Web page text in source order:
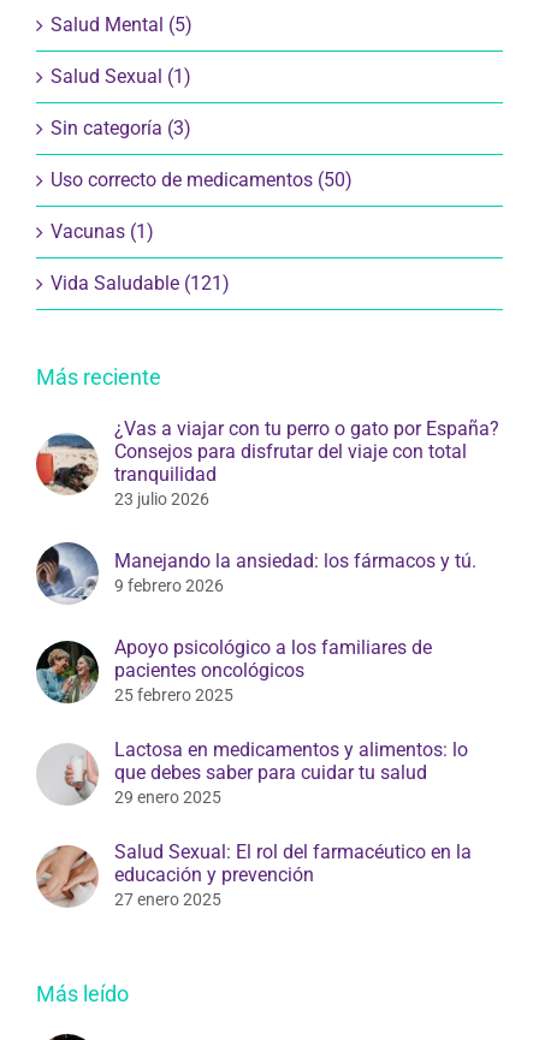
Salud Mental (5)
Salud Sexual (1)
Sin categoría (3)
Uso correcto de medicamentos (50)
Vacunas (1)
Vida Saludable (121)
Más reciente
¿Vas a viajar con tu perro o gato por España?
Consejos para disfrutar del viaje con total
tranquilidad
23 julio 2026
Manejando la ansiedad: los fármacos y tú.
9 febrero 2026
Apoyo psicológico a los familiares de
pacientes oncológicos
25 febrero 2025
Lactosa en medicamentos y alimentos: lo
que debes saber para cuidar tu salud
29 enero 2025
Salud Sexual: El rol del farmacéutico en la
educación y prevención
27 enero 2025
Más leído